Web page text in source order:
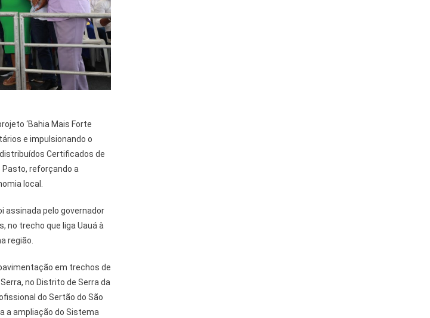
‘Bahia Mais Forte
e impulsionando o
Certificados de
Pasto, reforçando a
local.
assinada pelo governador
no trecho que liga Uauá à
região.
em trechos de
no Distrito de Serra da
do Sertão do São
a ampliação do Sistema